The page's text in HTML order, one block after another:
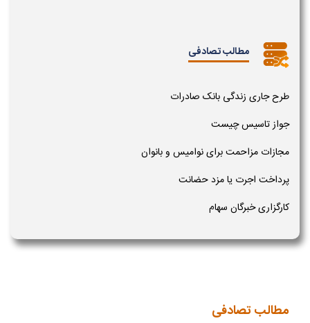
مطالب تصادفی
طرح جاری زندگی بانک صادرات
جواز تاسیس چیست
مجازات مزاحمت برای نوامیس و بانوان
پرداخت اجرت یا مزد حضانت
کارگزاری خبرگان سهام
مطالب تصادفی